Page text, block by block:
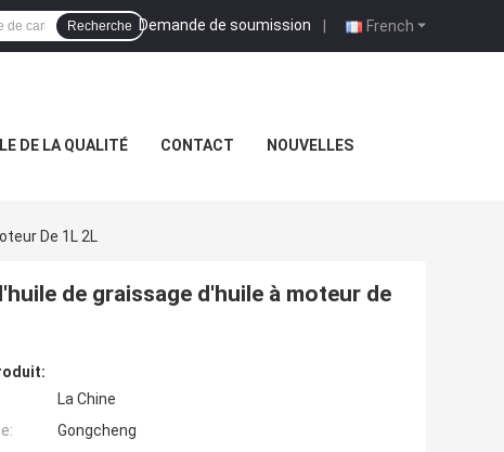
French
Demande de soumission |
Recherche
DE LA QUALITÉ CONTACT NOUVELLES
De 1L 2L
de graissage d'huile à moteur de
La Chine
Gongcheng